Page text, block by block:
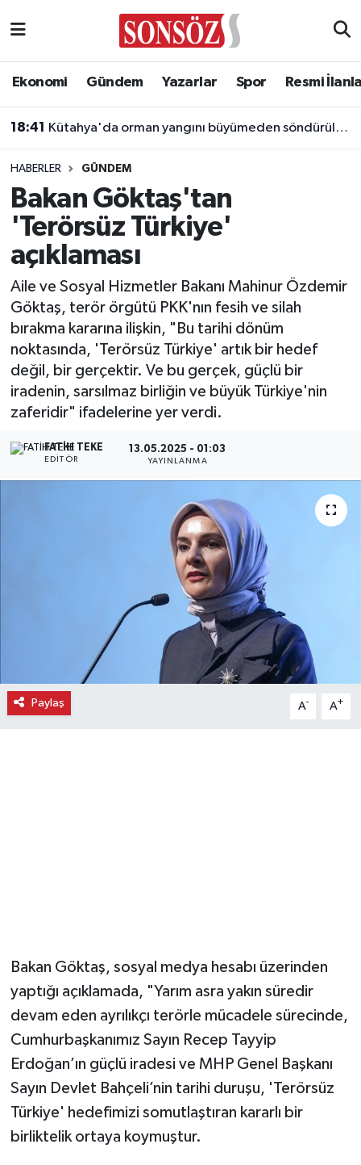
Ekonomi Gündem Yazarlar Spor Resmi
18:41 Kütahya'da orman yangını büyümeden söndürüldü
HABERLER GÜNDEM
Bakan Göktaş'tan
'Terörsüz Türkiye'
açıklaması
Aile ve Sosyal Hizmetler Bakanı Mahinur Özdemir
Göktaş, terör örgütü PKK'nın fesih ve silah
bırakma kararına ilişkin, "Bu tarihi dönüm
noktasında, 'Terörsüz Türkiye' artık bir hedef
değil, bir gerçektir. Ve bu gerçek, güçlü bir
iradenin, sarsılmaz birliğin ve büyük Türkiye'nin
zaferidir" ifadelerine yer verdi.
FATIH TEKE
EDITÖR
13.05.2025 - 01:03
YAYINLANMA
Paylaş A- A+
Bakan Göktaş, sosyal medya hesabı üzerinden
yaptığı açıklamada, "Yarım asra yakın süredir
devam eden ayrılıkçı terörle mücadele sürecinde,
Cumhurbaşkanımız Sayın Recep Tayyip
Erdoğan’ın güçlü iradesi ve MHP Genel Başkanı
Sayın Devlet Bahçeli’nin tarihi duruşu, 'Terörsüz
Türkiye' hedefimizi somutlaştıran kararlı bir
birliktelik ortaya koymuştur.
Asayiş
Biyografi
Çevre
Diğer
Dünya
Eğitim
Ekonomi
İlçe Haberleri
Keşfet
Kültür & Sanat
Sokak Hayvanlarını Sahiplendirme
Sonsöz Özel
Spor
Vasıta
Yaşam
Ankara Nöbetçi Eczaneler
Ankara Trafik Yoğunluk Haritası
Süper Lig Puan Durumu ve Fikstür
Tüm Manşetler
Son Dakika Haberleri
Haber Arşivi